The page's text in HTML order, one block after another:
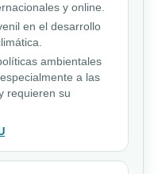
y online.
en el desarrollo
ambientales
a las
requieren su